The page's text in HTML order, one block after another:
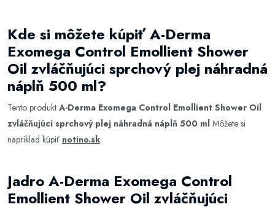
Kde si môžete kúpiť A-Derma
Exomega Control Emollient Shower
Oil zvláčňujúci sprchový plej náhradná
náplň 500 ml?
Tento produkt A-Derma Exomega Control Emollient Shower Oil
zvláčňujúci sprchový plej náhradná náplň 500 ml Môžete si
napríklad kúpiť notino.sk.
Jadro A-Derma Exomega Control
Emollient Shower Oil zvláčňujúci